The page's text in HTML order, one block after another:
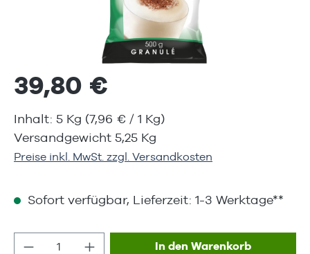
39,80 €
Inhalt: 5 Kg (7,96 € / 1 Kg)
Versandgewicht 5,25 Kg
Preise inkl. MwSt. zzgl. Versandkosten
Sofort verfügbar, Lieferzeit: 1-3 Werktage**
Produkt Anzahl: Gib denIn den Warenkorb